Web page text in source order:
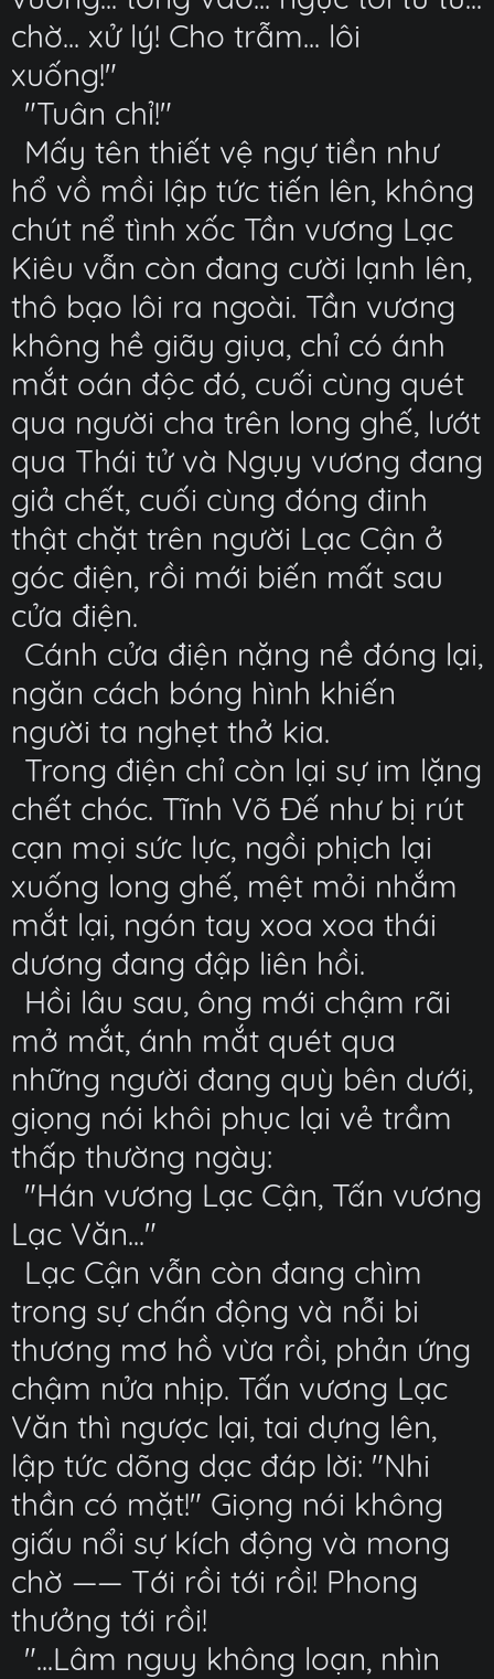
chờ... xử lý! Cho trẫm... lôi
xuống!"
"Tuân chỉ!"
Mấy tên thiết vệ ngự tiền như
hổ vồ mồi lập tức tiến lên, không
chút nể tình xốc Tần vương Lạc
Kiêu vẫn còn đang cười lạnh lên,
thô bạo lôi ra ngoài. Tần vương
không hề giãy giụa, chỉ có ánh
mắt oán độc đó, cuối cùng quét
qua người cha trên long ghế, lướt
qua Thái tử và Ngụy vương đang
giả chết, cuối cùng đóng đinh
thật chặt trên người Lạc Cận ở
góc điện, rồi mới biến mất sau
cửa điện.
Cánh cửa điện nặng nề đóng lại,
ngăn cách bóng hình khiến
người ta nghẹt thở kia.
Trong điện chỉ còn lại sự im lặng
chết chóc. Tĩnh Võ Đế như bị rút
cạn mọi sức lực, ngồi phịch lại
xuống long ghế, mệt mỏi nhắm
mắt lại, ngón tay xoa xoa thái
dương đang đập liên hồi.
Hồi lâu sau, ông mới chậm rãi
mở mắt, ánh mắt quét qua
những người đang quỳ bên dưới,
giọng nói khôi phục lại vẻ trầm
thấp thường ngày:
"Hán vương Lạc Cận, Tấn vương
Lạc Văn..."
Lạc Cận vẫn còn đang chìm
trong sự chấn động và nỗi bi
thương mơ hồ vừa rồi, phản ứng
chậm nửa nhịp. Tấn vương Lạc
Văn thì ngược lại, tai dựng lên,
lập tức dõng dạc đáp lời: "Nhi
thần có mặt!" Giọng nói không
giấu nổi sự kích động và mong
chờ —— Tới rồi tới rồi! Phong
thưởng tới rồi!
"...Lâm nguy không loạn, nhìn